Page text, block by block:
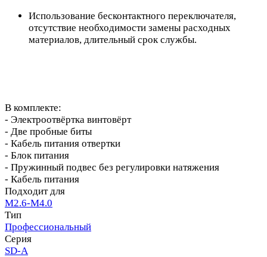
Использование бесконтактного переключателя,
отсутствие необходимости замены расходных
материалов, длительный срок службы.
В комплекте:
- Электроотвёртка винтовёрт
- Две пробные биты
- Кабель питания отвертки
- Блок питания
- Пружинный подвес без регулировки натяжения
- Кабель питания
Подходит для
M2.6-M4.0
Тип
Профессиональный
Серия
SD-A